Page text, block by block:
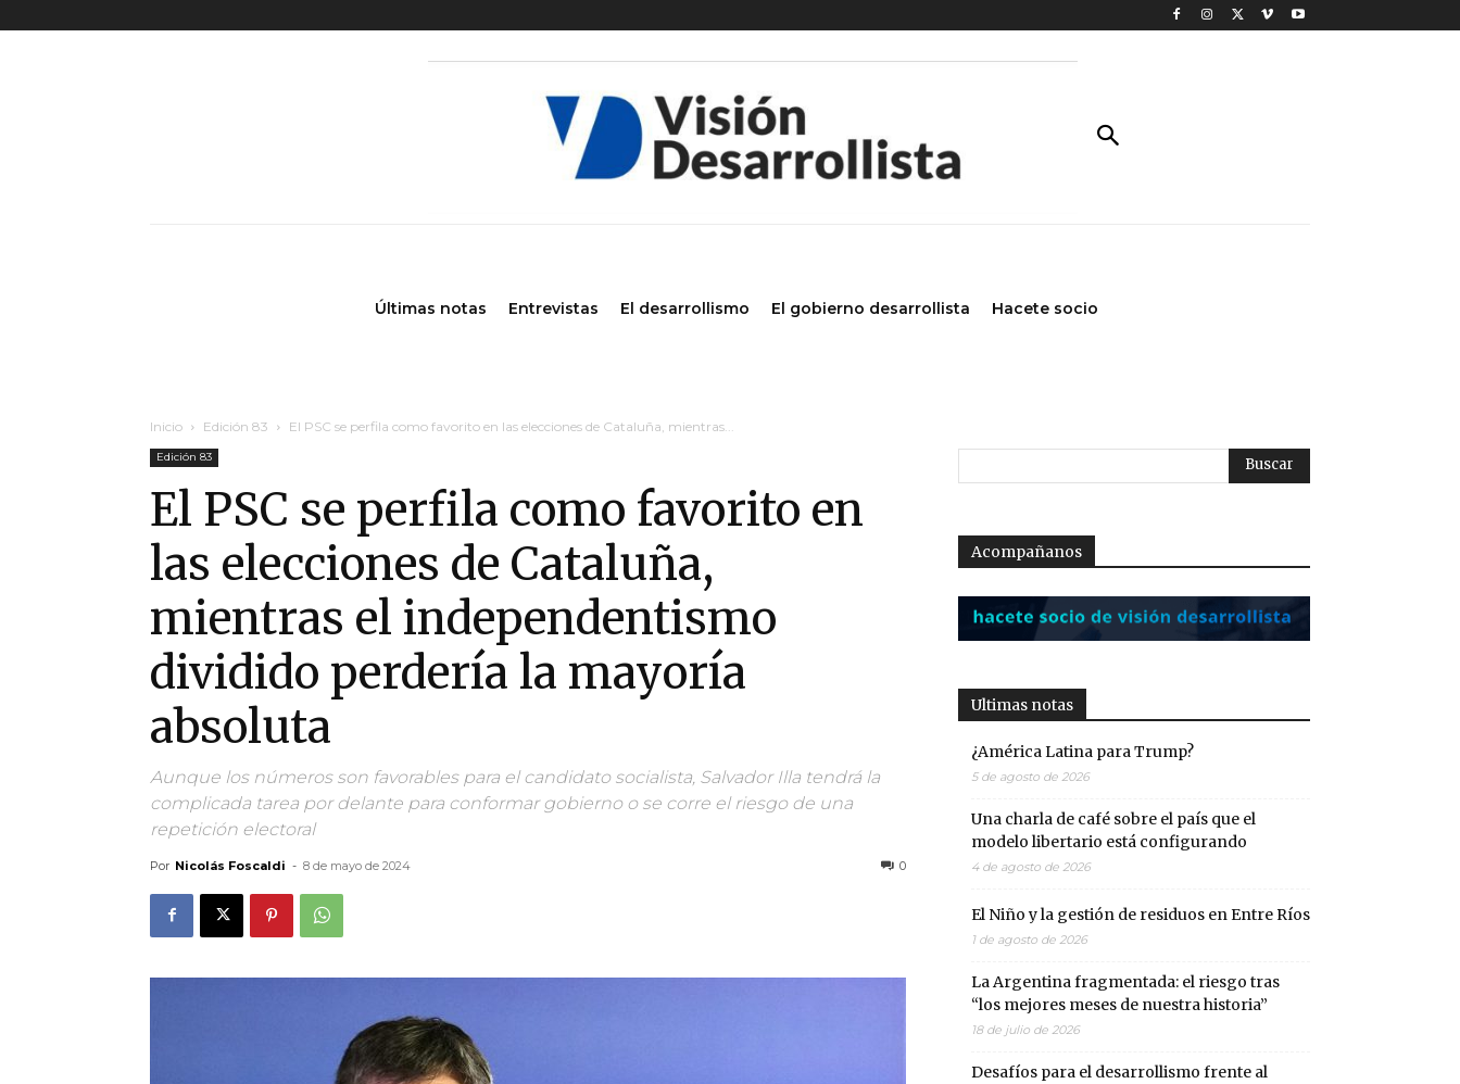
Últimas notas Entrevistas El desarrollismo El gobierno desarrollista Hacete socio
Inicio Edición 83 El PSC se perfila como favorito en las elecciones de Cataluña, mientras...
Edición 83
El PSC se perfila como favorito en
las elecciones de Cataluña,
mientras el independentismo
dividido perdería la mayoría
absoluta
Aunque los números son favorables para el candidato socialista, Salvador Illa tendrá la
complicada tarea por delante para conformar gobierno o se corre el riesgo de una
repetición electoral
Por Nicolás Foscaldi - 8 de mayo de 2024 0
Acompañanos
Ultimas notas
¿América Latina para Trump?
5 de agosto de 2026
Una charla de café sobre el país que el
modelo libertario está configurando
4 de agosto de 2026
El Niño y la gestión de residuos en Entre Ríos
1 de agosto de 2026
La Argentina fragmentada: el riesgo tras
“los mejores meses de nuestra historia”
18 de julio de 2026
Desafíos para el desarrollismo frente al